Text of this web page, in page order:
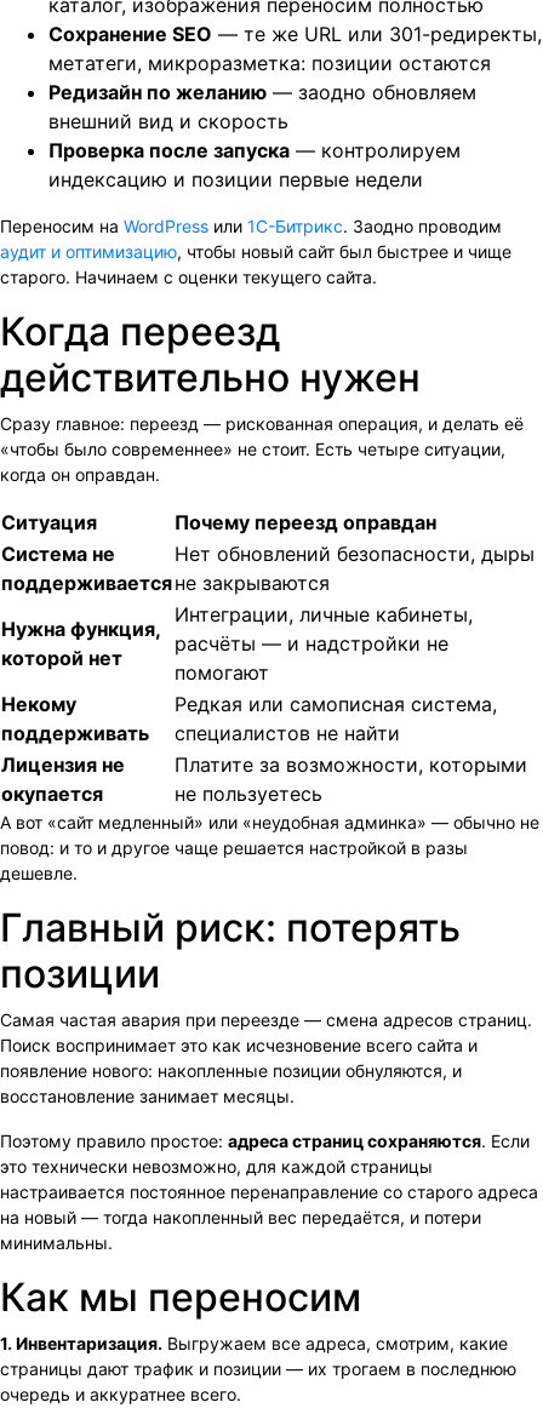
каталог, изображения переносим полностью
Сохранение SEO — те же URL или 301-редиректы,
метатеги, микроразметка: позиции остаются
Редизайн по желанию — заодно обновляем
внешний вид и скорость
Проверка после запуска — контролируем
индексацию и позиции первые недели
Переносим на WordPress или 1С-Битрикс. Заодно проводим
аудит и оптимизацию, чтобы новый сайт был быстрее и чище
старого. Начинаем с оценки текущего сайта.
Когда переезд
действительно нужен
Сразу главное: переезд — рискованная операция, и делать её
«чтобы было современнее» не стоит. Есть четыре ситуации,
когда он оправдан.
Ситуация
Почему переезд оправдан
Система не
поддерживается
Нет обновлений безопасности, дыры
не закрываются
Нужна функция,
которой нет
Интеграции, личные кабинеты,
расчёты — и надстройки не
помогают
Некому
поддерживать
Редкая или самописная система,
специалистов не найти
Лицензия не
окупается
Платите за возможности, которыми
не пользуетесь
А вот «сайт медленный» или «неудобная админка» — обычно не
повод: и то и другое чаще решается настройкой в разы
дешевле.
Главный риск: потерять
позиции
Самая частая авария при переезде — смена адресов страниц.
Поиск воспринимает это как исчезновение всего сайта и
появление нового: накопленные позиции обнуляются, и
восстановление занимает месяцы.
Поэтому правило простое: адреса страниц сохраняются. Если
это технически невозможно, для каждой страницы
настраивается постоянное перенаправление со старого адреса
на новый — тогда накопленный вес передаётся, и потери
минимальны.
Как мы переносим
1. Инвентаризация. Выгружаем все адреса, смотрим, какие
страницы дают трафик и позиции — их трогаем в последнюю
очередь и аккуратнее всего.